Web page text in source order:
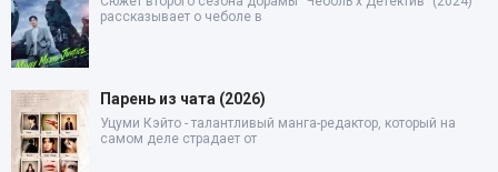
рассказывает о чеболе в
Парень из чата (2026)
Уцуми Кэйто - талантливый манга-редактор, который на
самом деле страдает от